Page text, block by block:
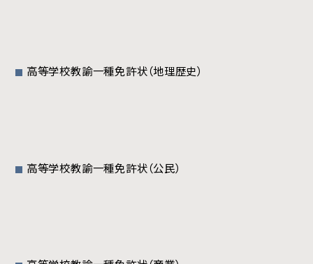
高等学校教諭一種免許状（地理歴史）
高等学校教諭一種免許状（公民）